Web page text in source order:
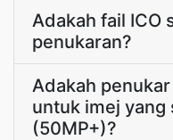
Adakah fail ICO
penukaran?
Adakah
untuk imej yang
(50MP+)?